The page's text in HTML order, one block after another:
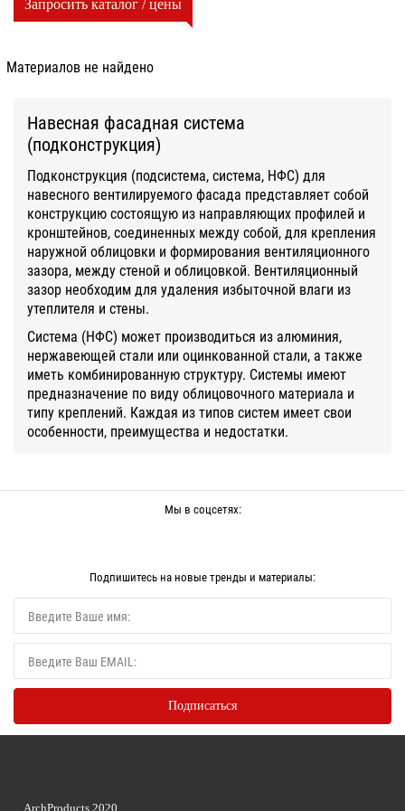
Запросить каталог / цены
Материалов не найдено
Навесная фасадная система
(подконструкция)
Подконструкция (подсистема, система, НФС) для
навесного вентилируемого фасада представляет собой
конструкцию состоящую из направляющих профилей и
кронштейнов, соединенных между собой, для крепления
наружной облицовки и формирования вентиляционного
зазора, между стеной и облицовкой. Вентиляционный
зазор необходим для удаления избыточной влаги из
утеплителя и стены.
Система (НФС) может производиться из алюминия,
нержавеющей стали или оцинкованной стали, а также
иметь комбинированную структуру. Системы имеют
предназначение по виду облицовочного материала и
типу креплений. Каждая из типов систем имеет свои
особенности, преимущества и недостатки.
Мы в соцсетях:
Подпишитесь на новые тренды и материалы:
ArchProducts 2020